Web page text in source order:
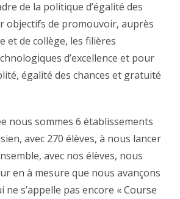
de la politique d’égalité des
objectifs de promouvoir, auprès
et de collège, les filières
d’excellence et pour
égalité des chances et gratuité
nous sommes 6 établissements
avec 270 élèves, à nous lancer
avec nos élèves, nous
en à mesure que nous avançons
ne s’appelle pas encore « Course